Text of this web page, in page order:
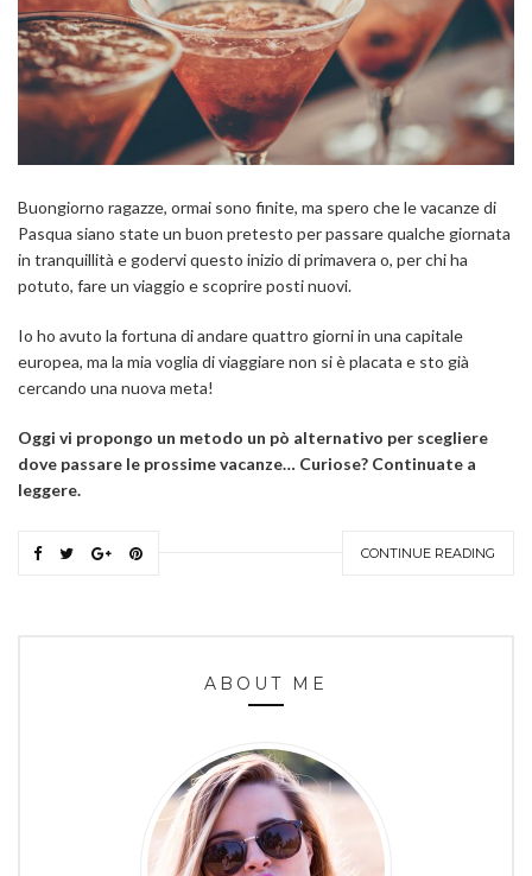
Buongiorno ragazze, ormai sono finite, ma spero che le vacanze di
Pasqua siano state un buon pretesto per passare qualche giornata
in tranquillità e godervi questo inizio di primavera o, per chi ha
potuto, fare un viaggio e scoprire posti nuovi.
Io ho avuto la fortuna di andare quattro giorni in una capitale
europea, ma la mia voglia di viaggiare non si è placata e sto già
cercando una nuova meta!
Oggi vi propongo un metodo un pò alternativo per scegliere
dove passare le prossime vacanze… Curiose? Continuate a
leggere.
CONTINUE READING
ABOUT ME